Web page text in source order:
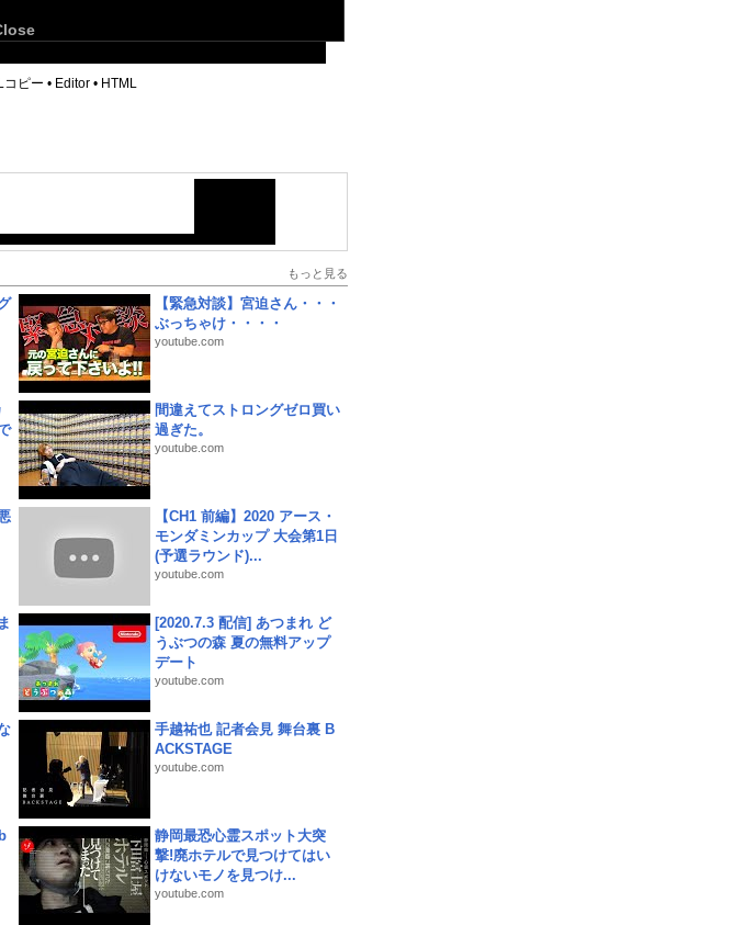
コピー • Editor • HTML
もっと見る
【緊急対談】宮迫さん・・・
ぶっちゃけ・・・・
youtube.com
間違えてストロングゼロ買い
過ぎた。
youtube.com
【CH1 前編】2020 アース・
モンダミンカップ 大会第1日
(予選ラウンド)...
youtube.com
[2020.7.3 配信] あつまれ ど
うぶつの森 夏の無料アップ
デート
youtube.com
手越祐也 記者会見 舞台裏 B
ACKSTAGE
youtube.com
静岡最恐心霊スポット大突
撃!廃ホテルで見つけてはい
けないモノを見つけ...
youtube.com